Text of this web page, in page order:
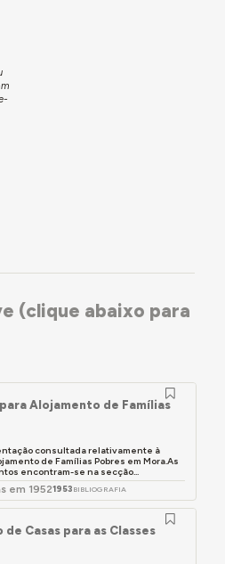
(clique abaixo para
Alojamento de Famílias
consultada relativamente à
de Famílias Pobres em Mora.As
encontram-se na secção...
em 19521953 BIBLIOGRAFIA
Casas para as Classes